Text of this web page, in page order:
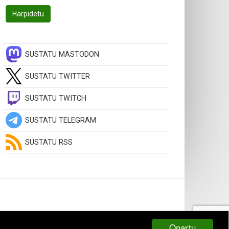
SUSTATU MASTODON
SUSTATU TWITTER
SUSTATU TWITCH
SUSTATU TELEGRAM
SUSTATU RSS